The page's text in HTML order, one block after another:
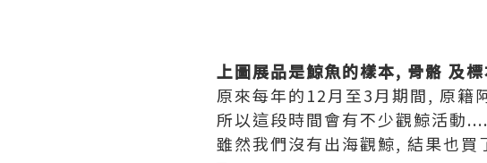
上圖展品是鯨魚的樣本, 骨骼 及
原來每年的12月至3月期間, 原籍
所以這段時間會有不少觀鯨活動
雖然我們沒有出海觀鯨, 結果也